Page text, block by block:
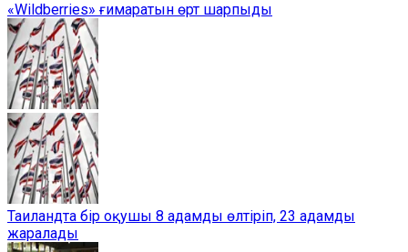
«Wildberries» ғимаратын өрт шарпыды
Таиландта бір оқушы 8 адамды өлтіріп, 23 адамды
жаралады